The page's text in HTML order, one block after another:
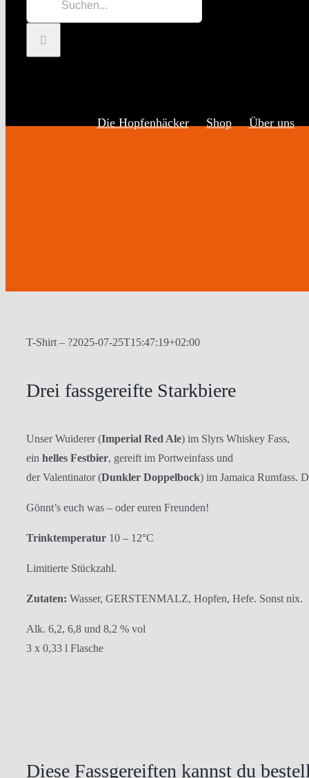
springen
Die Hopfenhäcker Shop Über uns
T-Shirt – ?2025-07-25T15:47:19+02:00
Drei fassgereifte Starkbiere
Unser Wuiderer (Imperial Red Ale) im Slyrs Whiskey Fass,
ein helles Festbier, gereift im Portweinfass und
der Valentinator (Dunkler Doppelbock) im Jamaica Rumfass.
Gönnt’s euch was – oder euren Freunden!
Trinktemperatur10 – 12°C
Limitierte Stückzahl.
Zutaten: Wasser, GERSTENMALZ, Hopfen, Hefe. Sonst nix.
Alk. 6,2, 6,8 und 8,2 % vol
3 x 0,33 l Flasche
Diese Fassgereiften kannst du